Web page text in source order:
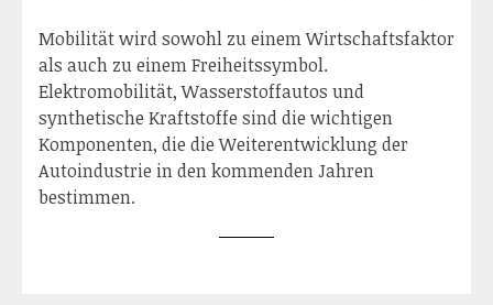
Mobilität wird sowohl zu einem Wirtschaftsfaktor
als auch zu einem Freiheitssymbol.
Elektromobilität, Wasserstoffautos und
synthetische Kraftstoffe sind die wichtigen
Komponenten, die die Weiterentwicklung der
Autoindustrie in den kommenden Jahren
bestimmen.